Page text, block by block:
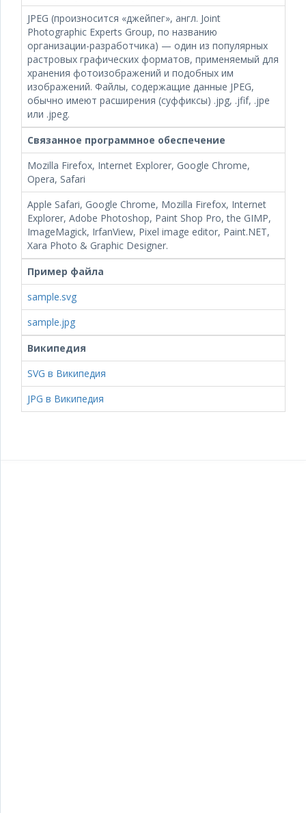
JPEG (произносится «джейпег», англ. Joint
Photographic Experts Group, по названию
организации-разработчика) — один из популярных
растровых графических форматов, применяемый для
хранения фотоизображений и подобных им
изображений. Файлы, содержащие данные JPEG,
обычно имеют расширения (суффиксы) .jpg, .jfif, .jpe
или .jpeg.
Связанное программное обеспечение
Mozilla Firefox, Internet Explorer, Google Chrome,
Opera, Safari
Apple Safari, Google Chrome, Mozilla Firefox, Internet
Explorer, Adobe Photoshop, Paint Shop Pro, the GIMP,
ImageMagick, IrfanView, Pixel image editor, Paint.NET,
Xara Photo & Graphic Designer.
Пример файла
sample.svg
sample.jpg
Википедия
SVG в Википедия
JPG в Википедия